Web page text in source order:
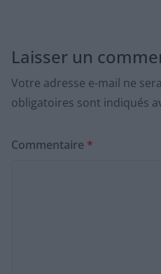
Laisser un
Votre adresse e-mail ne
obligatoires sont indiqués
Commentaire *